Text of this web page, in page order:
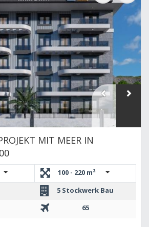
MIT MEER IN
DUBLEKS,2+1,2+1100 - 220 m²
5 Stockwerk Bau
65